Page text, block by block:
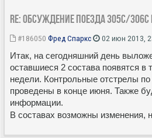
Re: Обсуждение поезда 305С/
#186050 Фред Спаркс 02 июн 2013,
Итак, на сегодняшний день
оставшиеся 2 состава появятся
недели. Контрольные отстрелы
проведены в конце июня. Также
информации.
В составах возможны изменения,